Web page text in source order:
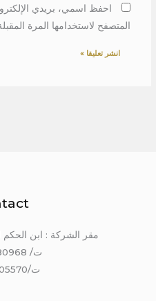
احفظ اسمي، بريدي
المتصفح لاستخدامها المرة
مقر الشركة : ابن الحكم
ت/ 01033680968
ت/01033805570